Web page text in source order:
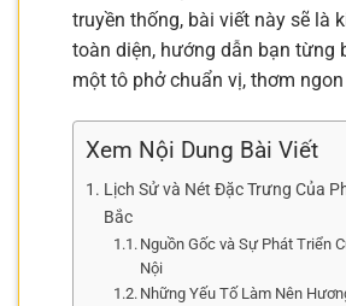
truyền thống, bài viết này sẽ là
toàn diện, hướng dẫn bạn từng
một tô phở chuẩn vị, thơm
Xem Nội Dung Bài Viết
Lịch Sử và Nét Đặc Trưng Của
Bắc
Nguồn Gốc và Sự Phát Triển
Nội
Những Yếu Tố Làm Nên